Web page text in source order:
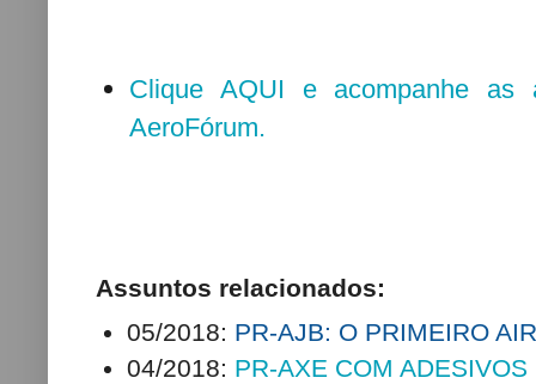
Clique AQUI e acompanhe as
AeroFórum.
Assuntos relacionados:
05/2018: PR-AJB: O PRIMEIRO
04/2018: PR-AXE COM ADESIVOS